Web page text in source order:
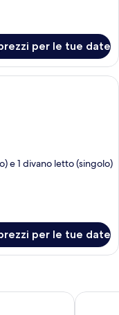
per le tue date
camera d'albergo
e 1 divano letto (singolo)
per le tue date
B&B